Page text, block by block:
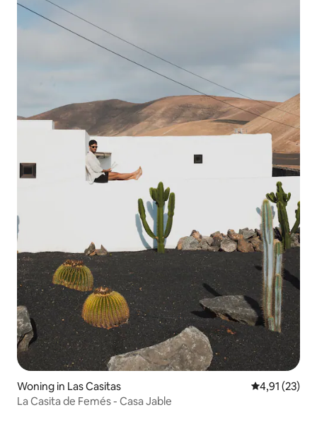
Woning in Las Casitas Gemiddelde
4,91 (23)
La Casita de Femés - Casa Jable